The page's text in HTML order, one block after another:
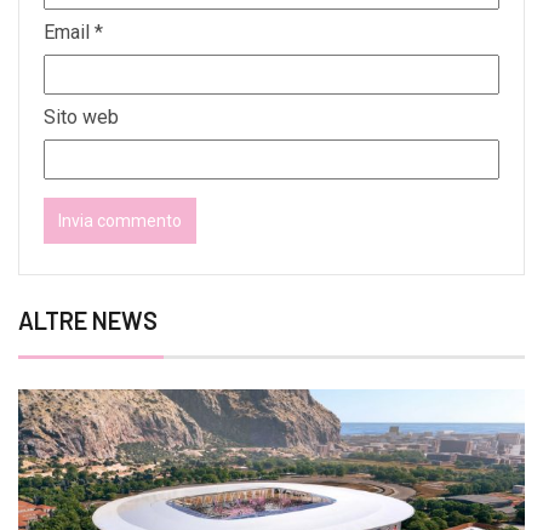
Email *
Sito web
ALTRE NEWS